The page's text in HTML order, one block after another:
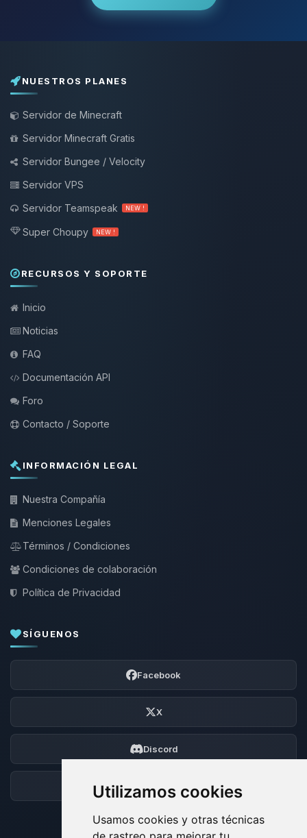
Utilizamos cookies
Usamos cookies y otras técnicas
NUESTROS PLANES
Servidor de Minecraft
Servidor Minecraft Gratis
Servidor Bungee / Velocity
Servidor VPS
Servidor Teamspeak
NEW !
Super Choupy NEW !
RECURSOS Y SOPORTE
Inicio
Noticias
FAQ
Documentación API
Foro
Contacto / Soporte
INFORMACIÓN LEGAL
Nuestra Compañía
Menciones Legales
Términos / Condiciones
Condiciones de colaboración
Política de Privacidad
SÍGUENOS
Facebook
X
Discord
Foro